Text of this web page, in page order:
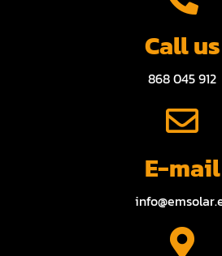
Call us
868 045 912
E-mail